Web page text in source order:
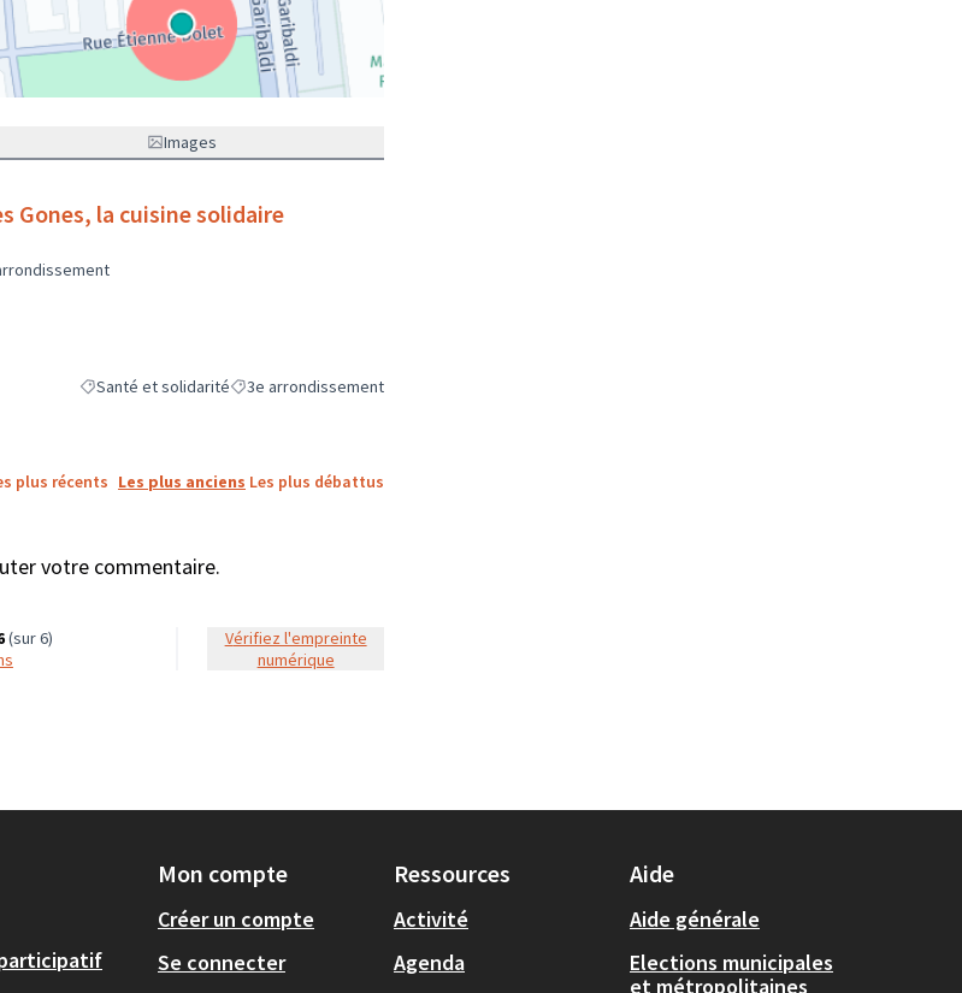
Images
Gones, la cuisine solidaire
Filtrer les résultats de la catégorie : Santé et solidarité
Santé et solidaritéFiltrer les résultats pour la localisation : 3e arrondissement
3e arrondissement
plus récents Les plus anciens Les plus débattus
votre commentaire.
(sur 6)
Vérifiez l'empreinte
numérique
Mon compte
Créer un compte
Se connecter
Ressources
Activité
Agenda
Aide
Aide générale
Elections municipales
et métropolitaines